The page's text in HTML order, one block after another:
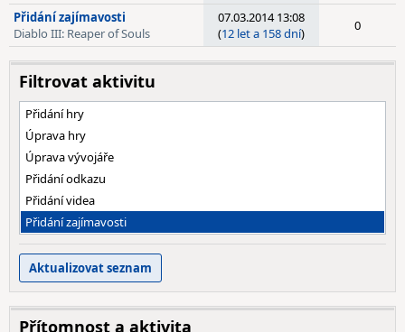
Přidání zajímavosti
Diablo III: Reaper of Souls
07.03.2014 13:08
(12 let a 158 dní) 0
Filtrovat aktivitu
Přidání hry
Úprava hry
Úprava vývojáře
Přidání odkazu
Přidání videa
Přidání zajímavosti
Přítomnost a aktivita